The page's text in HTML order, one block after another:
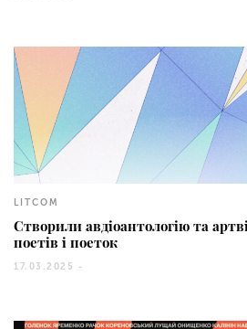
LITCOM
Створили авдіоантологію та
поетів і поеток
17.03.2025 -